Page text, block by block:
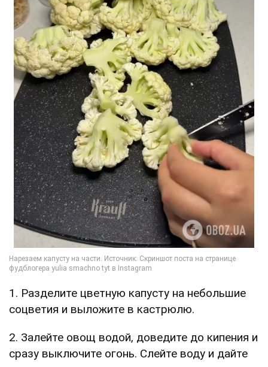
1. Разделите цветную капусту на небольшие
соцветия и выложите в кастрюлю.
2. Залейте овощ водой, доведите до кипения и
сразу выключите огонь. Слейте воду и дайте